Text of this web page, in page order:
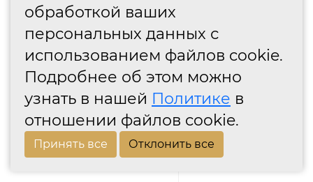
обработкой ваших
персональных данных с
использованием файлов cookie.
Подробнее об этом можно
узнать в нашей Политике в
отношении файлов cookie.
Принять все Отклонить все